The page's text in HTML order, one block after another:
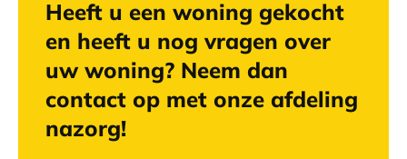
Heeft u een woning gekocht
en heeft u nog vragen over
uw woning? Neem dan
contact op met onze afdeling
nazorg!